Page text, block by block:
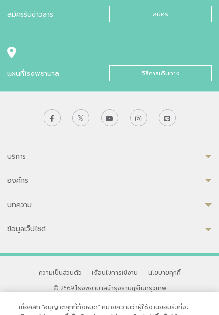
สมัครรับข่าวสาร สมัคร
แผนที่โรงพยาบาล วิธีการเดินทาง
บริการ
องค์กร
บทความ
ข้อมูลเว็ปไซต์
ความเป็นส่วนตัว | เงื่อนไขการใช้งาน |
นโยบายคุกกี้
© 2569 โรงพยาบาลบำรุงราษฎร์ในกรุงเทพ
เมื่อคลิก “อนุญาตคุกกี้ทั้งหมด” หมายความว่าผู้ใช้งานยอมรับที่จะ